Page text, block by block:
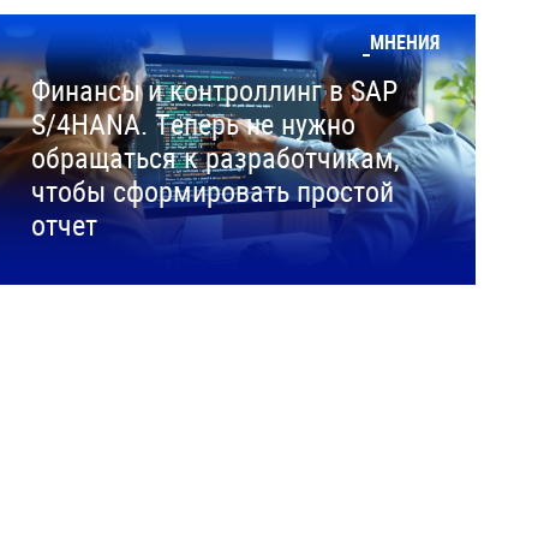
МНЕНИЯ
Финансы и контроллинг в SAP
S/4HANA. Теперь не нужно
обращаться к разработчикам,
чтобы сформировать простой
отчет